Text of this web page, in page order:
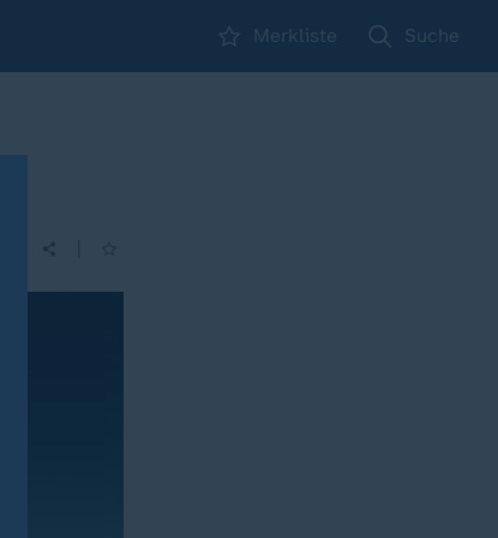
Merkliste Suche